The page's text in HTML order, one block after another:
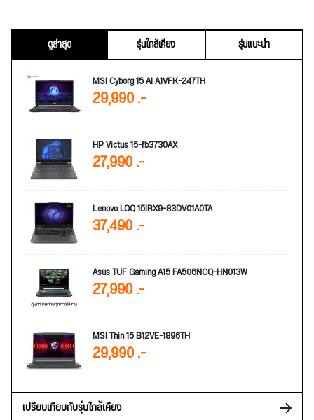
ดูล่าสุด รุ่นใกล้เคียง
รุ่นแนะนำ
MSI Cyborg 15 AI A1VFK-247TH
29,990 .-
HP Victus 15-fb3730AX
27,990 .-
Lenovo LOQ 15IRX9-83DV01A0TA
37,490 .-
Asus TUF Gaming A15 FA506NCQ-HN013W
27,990 .-
MSI Thin 15 B12VE-1896TH
29,990 .-
เปรียบเทียบกับรุ่นใกล้เคียง